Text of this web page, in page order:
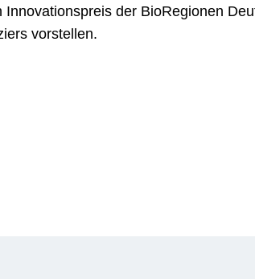
der BioRegionen
vorstellen.